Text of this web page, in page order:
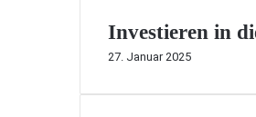
Investieren in
27. Januar 2025